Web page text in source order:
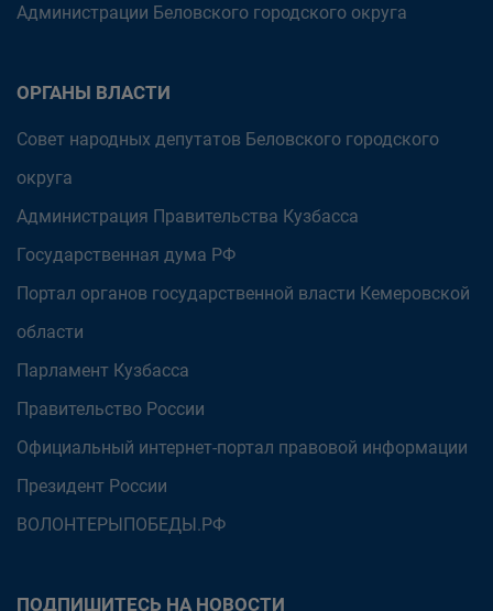
Администрации Беловского городского округа
ОРГАНЫ ВЛАСТИ
Совет народных депутатов Беловского городского
округа
Администрация Правительства Кузбасса
Государственная дума РФ
Портал органов государственной власти Кемеровской
области
Парламент Кузбасса
Правительство России
Официальный интернет-портал правовой информации
Президент России
ВОЛОНТЕРЫПОБЕДЫ.РФ
ПОДПИШИТЕСЬ НА НОВОСТИ